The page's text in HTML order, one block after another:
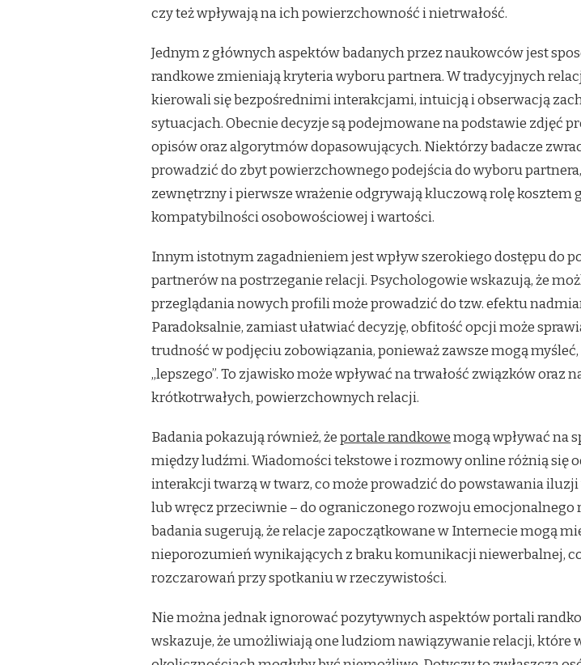
czy też wpływają na ich powierzchowność i nietrwałość.
Jednym z głównych aspektów badanych przez naukowców jest
randkowe zmieniają kryteria wyboru partnera. W tradycyjnych
kierowali się bezpośrednimi interakcjami, intuicją i obserwacją
sytuacjach. Obecnie decyzje są podejmowane na podstawie zdjęć
opisów oraz algorytmów dopasowujących. Niektórzy badacze
prowadzić do zbyt powierzchownego podejścia do wyboru
zewnętrzny i pierwsze wrażenie odgrywają kluczową rolę kosztem
kompatybilności osobowościowej i wartości.
Innym istotnym zagadnieniem jest wpływ szerokiego dostępu do
partnerów na postrzeganie relacji. Psychologowie wskazują, że
przeglądania nowych profili może prowadzić do tzw. efektu
Paradoksalnie, zamiast ułatwiać decyzję, obfitość opcji może
trudność w podjęciu zobowiązania, ponieważ zawsze mogą myśleć,
„lepszego”. To zjawisko może wpływać na trwałość związków oraz
krótkotrwałych, powierzchownych relacji.
Badania pokazują również, żeportale randkowemogą wpływać na
między ludźmi. Wiadomości tekstowe i rozmowy online różnią się
interakcji twarzą w twarz, co może prowadzić do powstawania
lub wręcz przeciwnie – do ograniczonego rozwoju emocjonalnego
badania sugerują, że relacje zapoczątkowane w Internecie mogą
nieporozumień wynikających z braku komunikacji niewerbalnej,
rozczarowań przy spotkaniu w rzeczywistości.
Nie można jednak ignorować pozytywnych aspektów portali
wskazuje, że umożliwiają one ludziom nawiązywanie relacji, które